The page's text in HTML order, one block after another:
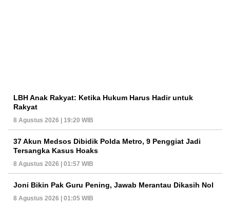
LBH Anak Rakyat: Ketika Hukum Harus Hadir untuk
Rakyat
8 Agustus 2026 | 19:20 WIB
37 Akun Medsos Dibidik Polda Metro, 9 Penggiat Jadi
Tersangka Kasus Hoaks
8 Agustus 2026 | 01:57 WIB
Joni Bikin Pak Guru Pening, Jawab Merantau Dikasih Nol
8 Agustus 2026 | 01:05 WIB